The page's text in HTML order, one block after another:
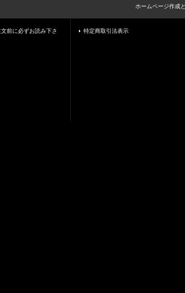
ホームページ作成
前に必ずお読み下さ
特定商取引法表示